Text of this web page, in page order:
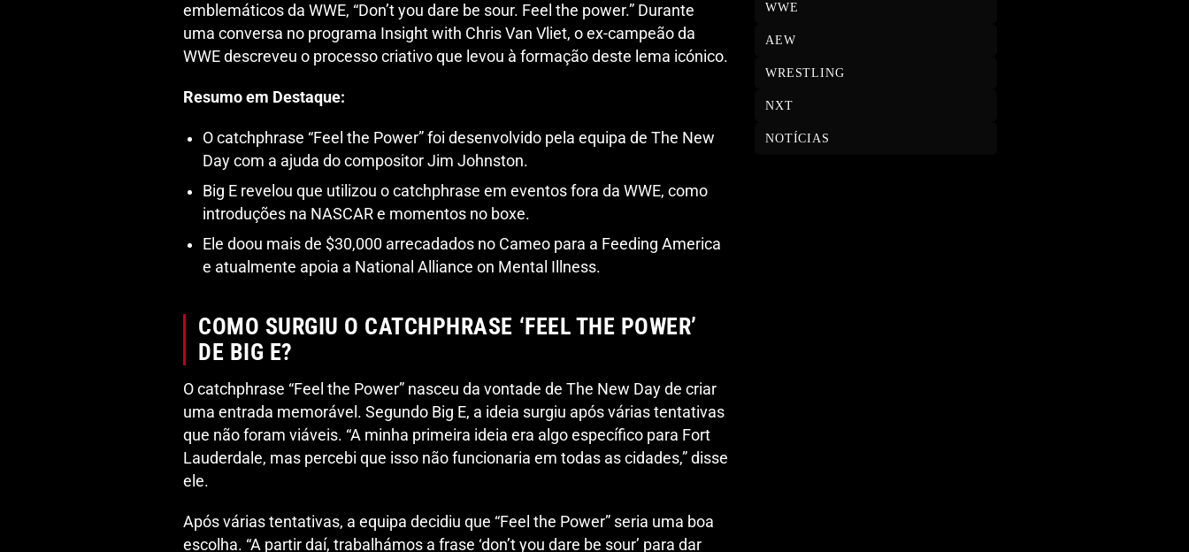
emblemáticos da WWE, “Don’t you dare be sour. Feel the power.” Durante
uma conversa no programa Insight with Chris Van Vliet, o ex-campeão da
WWE descreveu o processo criativo que levou à formação deste lema icónico.
Resumo em Destaque:
O catchphrase “Feel the Power” foi desenvolvido pela equipa de The New
Day com a ajuda do compositor Jim Johnston.
Big E revelou que utilizou o catchphrase em eventos fora da WWE, como
introduções na NASCAR e momentos no boxe.
Ele doou mais de $30,000 arrecadados no Cameo para a Feeding America
e atualmente apoia a National Alliance on Mental Illness.
COMO SURGIU O CATCHPHRASE ‘FEEL THE POWER’
DE BIG E?
O catchphrase “Feel the Power” nasceu da vontade de The New Day de criar
uma entrada memorável. Segundo Big E, a ideia surgiu após várias tentativas
que não foram viáveis. “A minha primeira ideia era algo específico para Fort
Lauderdale, mas percebi que isso não funcionaria em todas as cidades,” disse
ele.
Após várias tentativas, a equipa decidiu que “Feel the Power” seria uma boa
escolha. “A partir daí, trabalhámos a frase ‘don’t you dare be sour’ para dar
WWE
AEW
WRESTLING
NXT
NOTÍCIAS